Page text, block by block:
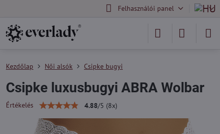
Felhasználói panel
Kezdőlap Női alsók Csipke bugyi
Csipke luxusbugyi ABRA Wolbar
Értékelés 4.88/5 (8x)